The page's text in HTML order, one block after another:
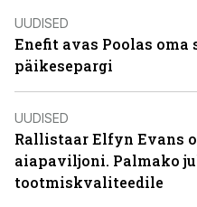
UUDISED
Enefit avas Poolas oma
päikesepargi
UUDISED
Rallistaar Elfyn Evans
aiapaviljoni. Palmako
tootmiskvaliteedile